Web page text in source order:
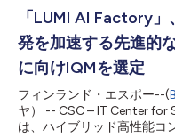
りのサイクルに換算され
を使用し、企業規模の最適
量子古典アルゴリズムを開
公開されているホワイトペ
のチームは量子近似最適化
段階に分けて適用し、問題
の中で、量子コンポーネン
うにしました。このアーキ
「LUMI AI Factory
発を加速する先進的
に向けIQMを選定
フィンランド・エスポー--(
ヤ） -- CSC – IT Center for
は、ハイブリッド高性能コ